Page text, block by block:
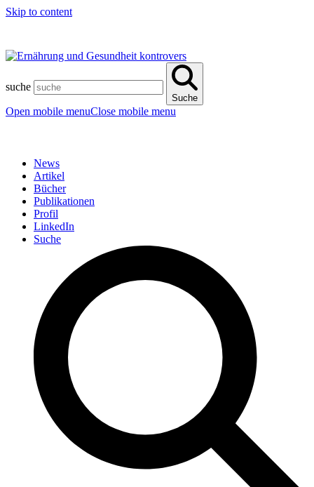
Skip to content
suche
Suche
Open mobile menuClose mobile menu
News
Artikel
Bücher
Publikationen
Profil
LinkedIn
Suche